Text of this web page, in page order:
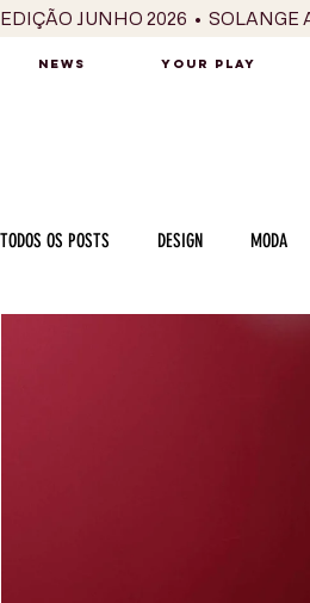
EDIÇÃO JUNHO 2026  •
NEWS YOUR PLAY
TODOS OS POSTS DESIGN MODA